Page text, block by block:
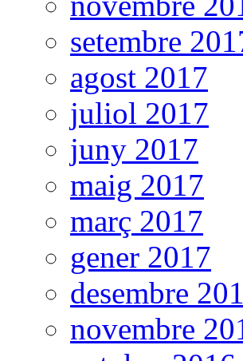
setembre
agost 2017
juliol 2017
juny 2017
maig 2017
març 2017
gener 2017
desembre
novembre